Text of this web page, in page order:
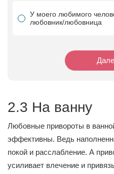
У моего любимого
любовник/любовница
2.3 На ванну
Любовные привороты в
эффективны. Ведь
покой и расслабление. А
усиливает влечение и